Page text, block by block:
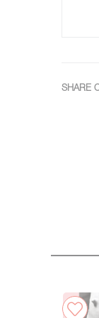
SHARE